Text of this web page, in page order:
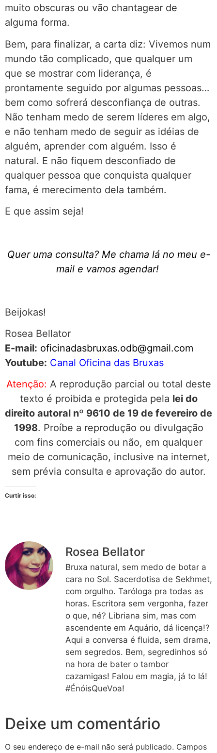
muito obscuras ou vão chantagear de
alguma forma.
Bem, para finalizar, a carta diz: Vivemos num
mundo tão complicado, que qualquer um
que se mostrar com liderança, é
prontamente seguido por algumas pessoas…
bem como sofrerá desconfiança de outras.
Não tenham medo de serem líderes em algo,
e não tenham medo de seguir as idéias de
alguém, aprender com alguém. Isso é
natural. E não fiquem desconfiado de
qualquer pessoa que conquista qualquer
fama, é merecimento dela também.
E que assim seja!
Quer uma consulta? Me chama lá no meu e-
mail e vamos agendar!
Beijokas!
Rosea Bellator
E-mail: oficinadasbruxas.odb@gmail.com
Youtube: Canal Oficina das Bruxas
Atenção: A reprodução parcial ou total deste
texto é proibida e protegida pela lei do
direito autoral nº 9610 de 19 de fevereiro de
1998. Proíbe a reprodução ou divulgação
com fins comerciais ou não, em qualquer
meio de comunicação, inclusive na internet,
sem prévia consulta e aprovação do autor.
Curtir isso:
Rosea Bellator
Bruxa natural, sem medo de botar a
cara no Sol. Sacerdotisa de Sekhmet,
com orgulho. Taróloga pra todas as
horas. Escritora sem vergonha, fazer
o que, né? Libriana sim, mas com
ascendente em Aquário, dá licença!?
Aqui a conversa é fluida, sem drama,
sem segredos. Bem, segredinhos só
na hora de bater o tambor
cazamigas! Falou em magia, já to lá!
#ÉnóisQueVoa!
Deixe um comentário
O seu endereço de e-mail não será publicado. Campos